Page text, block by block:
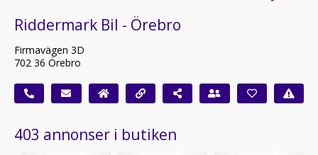
Riddermark Bil - Örebro
Firmavägen 3D
702 36 Örebro
403 annonser i butiken